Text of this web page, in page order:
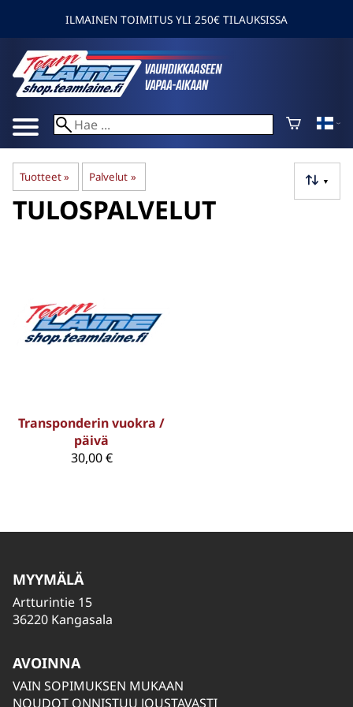
ILMAINEN TOIMITUS YLI 250€ TILAUKSISSA
Tuotteet‪» Palvelut ‪» ▼
TULOSPALVELUT
Transponderin vuokra /
päivä
30,00 €
MYYMÄLÄ
Artturintie 15
36220 Kangasala
AVOINNA
VAIN SOPIMUKSEN MUKAAN
NOUDOT ONNISTUU JOUSTAVASTI